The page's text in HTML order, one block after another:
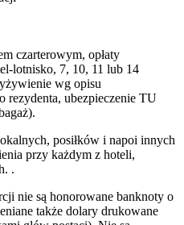
czarterowym, opłaty
lotnisko, 7, 10, 11 lub 14
wg opisu
rezydenta, ubezpieczenie TU
posiłków i napoi innych
przy każdym z hoteli,
.
nie są honorowane banknoty o
także dolary drukowane